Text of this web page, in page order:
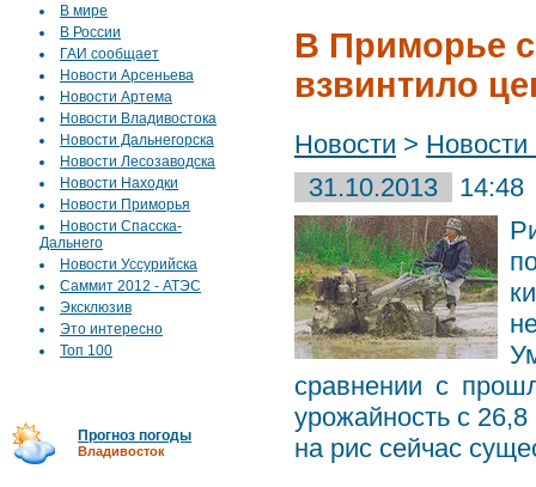
В мире
В России
ГАИ сообщает
Новости Арсеньева
Новости Артема
Новости Владивостока
Новости Дальнегорска
Новости Лесозаводска
Новости Находки
Новости Приморья
Новости Спасска-
Дальнего
Новости Уссурийска
Саммит 2012 - АТЭС
Эксклюзив
Это интересно
Топ 100
Прогноз погоды
Владивосток
В Приморье
взвинтило
Новости >
31.10.2013
14:48
сравнении с
урожайность с
на рис сейчас